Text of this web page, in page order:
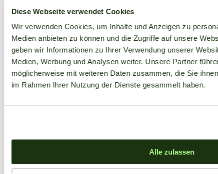
Diese Webseite verwendet Cookies
Wir verwenden Cookies, um Inhalte und Anzeigen zu
Medien anbieten zu können und die Zugriffe auf unsere
geben wir Informationen zu Ihrer Verwendung unserer
Medien, Werbung und Analysen weiter. Unsere Partner
möglicherweise mit weiteren Daten zusammen, die Sie
im Rahmen Ihrer Nutzung der Dienste gesammelt haben.
Alle zulassen